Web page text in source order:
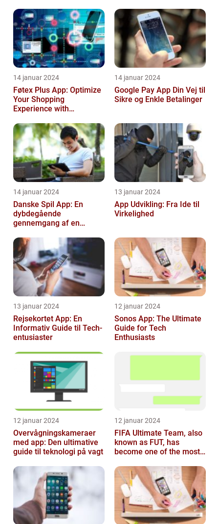
14 januar 2024
Føtex Plus App: Optimize
Your Shopping
Experience with
14 januar 2024
Google Pay App Din Vej til
Sikre og Enkle Betalinger
14 januar 2024
Danske Spil App: En
dybdegående
gennemgang af en
spiloplevelse
13 januar 2024
App Udvikling: Fra Ide til
Virkelighed
13 januar 2024
Rejsekortet App: En
Informativ Guide til Tech-
entusiaster
12 januar 2024
Sonos App: The Ultimate
Guide for Tech
Enthusiasts
12 januar 2024
Overvågningskameraer
med app: Den ultimative
guide til teknologi på vagt
12 januar 2024
FIFA Ultimate Team, also
known as FUT, has
become one of the most
FIFA franchis...